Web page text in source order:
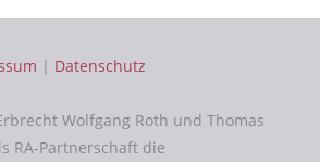
| Datenschutz
Wolfgang Roth und Thomas
RA-Partnerschaft die